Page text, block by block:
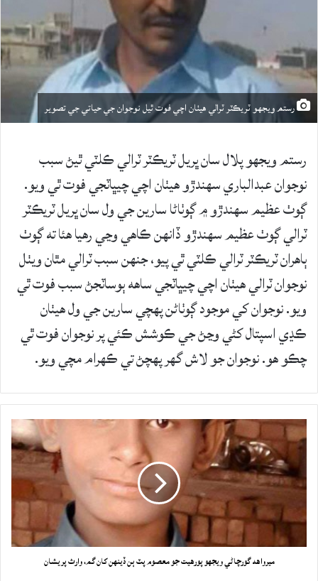
رستم ويجهو ٽريڪٽر ٽرالي هيٺان اچي فوت ٿيل نوجوان جي حياتي جي تصوير
رستم ويجهو پلال سان ڀريل ٽريڪٽر ٽرالي ڪلٽي ٿيڻ سبب
نوجوان عبدالباري سهندڙو هيٺان اچي چيڀاٽجي فوت ٿي ويو.
ڳوٺ عظيم سهندڙو ۾ ڳوٺاڻا سارين جي ول سان ڀريل ٽريڪٽر
ٽرالي ڳوٺ عظيم سهندڙو ڏانهن ڪاهي وڃي رهيا هئا ته ڳوٺ
ٻاهران ٽريڪٽر ٽرالي ڪلٽي ٿي پيو، جنهن سبب ٽرالي مٿان ويٺل
نوجوان ٽرالي هيٺان اچي چيڀاٽجي ساهه ٻوساٽجڻ سبب فوت ٿي
ويو. نوجوان کي موجود ڳوٺاڻن پهچي سارين جي ول هيٺان
ڪڍي اسپتال کڻي وڃڻ جي ڪوشش ڪئي پر نوجوان فوت ٿي
چڪو هو. نوجوان جو لاش گهر پهچڻ تي ڪهرام مچي ويو.
ميرواهه گورچاڻي ويجهو پورهيت جو معصوم پٽ ٻن ڏينهن کان گم، وارث پريشان